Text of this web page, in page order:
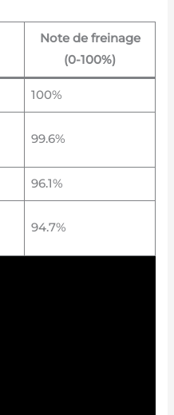
Note de freinage
(0-100%)
100%
99.6%
96.1%
94.7%